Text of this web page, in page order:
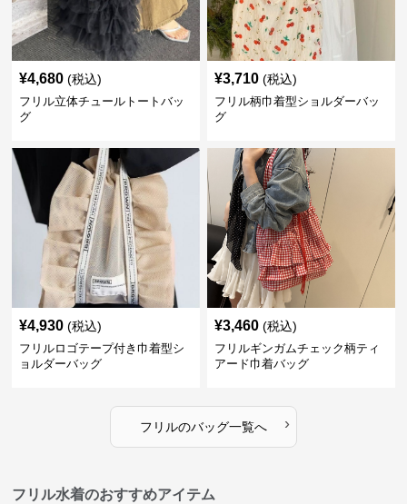
¥4,680 (税込)
フリル立体チュールトートバッ
グ
¥3,710 (税込)
フリル柄巾着型ショルダーバッ
グ
¥4,930 (税込)
フリルロゴテープ付き巾着型シ
ョルダーバッグ
¥3,460 (税込)
フリルギンガムチェック柄ティ
アード巾着バッグ
フリルのバッグ一覧へ ›
フリル水着のおすすめアイテム